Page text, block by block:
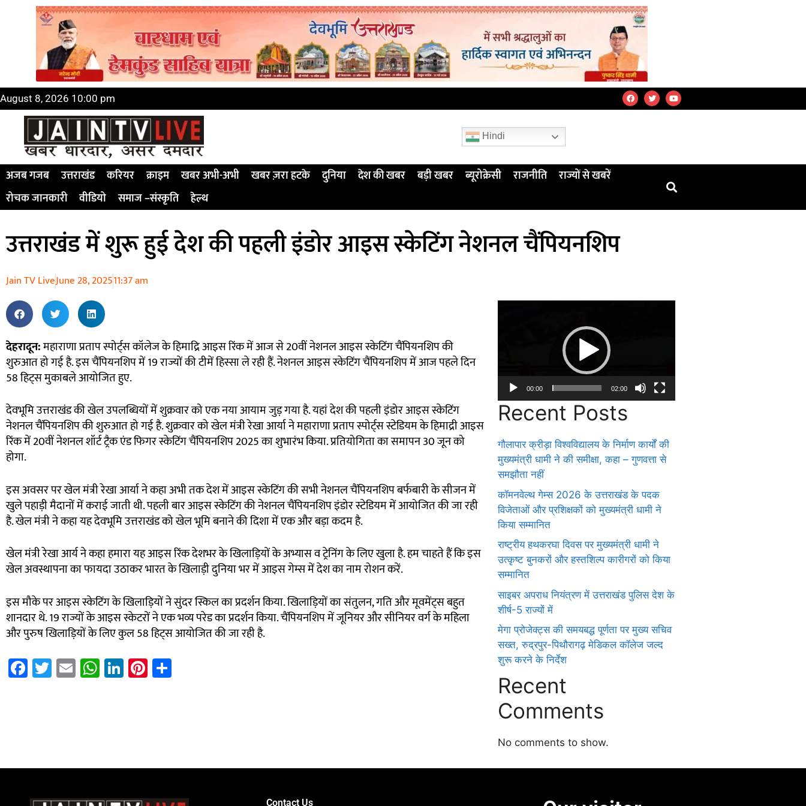
August 8, 2026 10:00 pm
Hindi
अजब गजब उत्तराखंड करियर क्राइम खबर अभी-अभी खबर ज़रा हटके दुनिया देश की खबर बड़ी खबर ब्यूरोक्रेसी राजनीति
राज्यों से खबरें
रोचक जानकारी
वीडियो समाज –संस्कृति हेल्थ
उत्तराखंड में शुरू हुई देश की पहली इंडोर आइस स्केटिंग नेशनल चैंपियनशिप
Jain TV LiveJune 28, 202511:37 am
देहरादून:महाराणा प्रताप स्पोर्ट्स कॉलेज के हिमाद्रि आइस रिंक में आज से 20वीं नेशनल आइस स्केटिंग चैंपियनशिप की
शुरुआत हो गई है. इस चैंपियनशिप में 19 राज्यों की टीमें हिस्सा ले रही हैं. नेशनल आइस स्केटिंग चैंपियनशिप में आज पहले दिन
58 हिट्स मुकाबले आयोजित हुए.
देवभूमि उत्तराखंड की खेल उपलब्धियों में शुक्रवार को एक नया आयाम जुड़ गया है. यहां देश की पहली इंडोर आइस स्केटिंग
नेशनल चैंपियनशिप की शुरुआत हो गई है. शुक्रवार को खेल मंत्री रेखा आर्या ने महाराणा प्रताप स्पोर्ट्स स्टेडियम के हिमाद्री आइस
रिंक में 20वीं नेशनल शॉर्ट ट्रैक एंड फिगर स्केटिंग चैंपियनशिप 2025 का शुभारंभ किया. प्रतियोगिता का समापन 30 जून को
होगा.
इस अवसर पर खेल मंत्री रेखा आर्या ने कहा अभी तक देश में आइस स्केटिंग की सभी नेशनल चैंपियनशिप बर्फबारी के सीजन में
खुले पहाड़ी मैदानों में कराई जाती थी. पहली बार आइस स्केटिंग की नेशनल चैंपियनशिप इंडोर स्टेडियम में आयोजित की जा रही
है. खेल मंत्री ने कहा यह देवभूमि उत्तराखंड को खेल भूमि बनाने की दिशा में एक और बड़ा कदम है.
खेल मंत्री रेखा आर्य ने कहा हमारा यह आइस रिंक देशभर के खिलाड़ियों के अभ्यास व ट्रेनिंग के लिए खुला है. हम चाहते हैं कि इस
खेल अवस्थापना का फायदा उठाकर भारत के खिलाड़ी दुनिया भर में आइस गेम्स में देश का नाम रोशन करें.
इस मौके पर आइस स्केटिंग के खिलाड़ियों ने सुंदर स्किल का प्रदर्शन किया. खिलाड़ियों का संतुलन, गति और मूवमेंट्स बहुत
शानदार थे. 19 राज्यों के आइस स्केटरों ने एक भव्य परेड का प्रदर्शन किया. चैंपियनशिप में जूनियर और सीनियर वर्ग के महिला
और पुरुष खिलाड़ियों के लिए कुल 58 हिट्स आयोजित की जा रही है.
Fa
ce
T
wi
E
m
W
h
p
Li
nk
Pi
nt
00:00 02:00
Recent Posts
गौलापार क्रीड़ा विश्वविद्यालय के निर्माण कार्यों की
मुख्यमंत्री धामी ने की समीक्षा, कहा – गुणवत्ता से
समझौता नहीं
कॉमनवेल्थ गेम्स 2026 के उत्तराखंड के पदक
विजेताओं और प्रशिक्षकों को मुख्यमंत्री धामी ने
किया सम्मानित
राष्ट्रीय हथकरघा दिवस पर मुख्यमंत्री धामी ने
उत्कृष्ट बुनकरों और हस्तशिल्प कारीगरों को किया
सम्मानित
साइबर अपराध नियंत्रण में उत्तराखंड पुलिस देश के
शीर्ष-5 राज्यों में
मेगा प्रोजेक्ट्स की समयबद्ध पूर्णता पर मुख्य सचिव
सख्त, रुद्रपुर-पिथौरागढ़ मेडिकल कॉलेज जल्द
शुरू करने के निर्देश
Recent
Comments
No comments to show.
Contact Us